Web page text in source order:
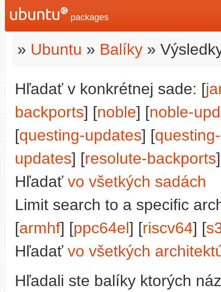
packages
» Ubuntu » Balíky »
Hľadať v konkrétnej sade: [
backports] [noble] [noble-
[questing-updates] [
updates] [resolute-backports
Hľadať vo všetkých sadách
Limit search to a specific
[armhf] [ppc64el] [riscv64] [
Hľadať vo všetkých
Hľadali ste balíky ktorých